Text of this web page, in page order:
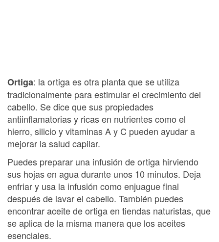
Ortiga: la ortiga es otra planta que se utiliza
tradicionalmente para estimular el crecimiento del
cabello. Se dice que sus propiedades
antiinflamatorias y ricas en nutrientes como el
hierro, silicio y vitaminas A y C pueden ayudar a
mejorar la salud capilar.
Puedes preparar una infusión de ortiga hirviendo
sus hojas en agua durante unos 10 minutos. Deja
enfriar y usa la infusión como enjuague final
después de lavar el cabello. También puedes
encontrar aceite de ortiga en tiendas naturistas, que
se aplica de la misma manera que los aceites
esenciales.